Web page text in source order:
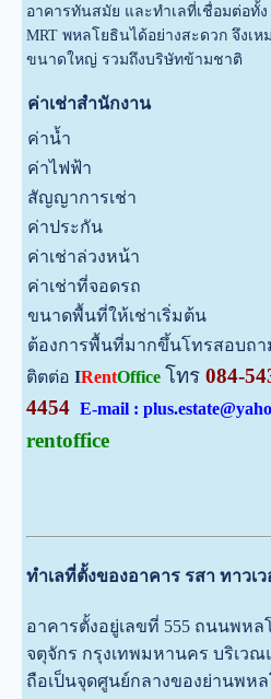
อาคารทันสมัย และทำเลที่เชื่อมต่อทั้
MRT พหลโยธินได้อย่างสะดวก จึงเ
ขนาดใหญ่ รวมถึงบริษัทข้ามชาติ
ค่าเช่าสำนักงาน
ค่าน้ำ
ค่าไฟฟ้า
สัญญาการเช่า
ค่าประกัน
ค่าเช่าล่วงหน้า
ค่าเช่าที่จอดรถ
ขนาดพื้นที่ให้เช่าเริ่มต้น
ต้องการพื้นที่มากขึ้นโทรสอบถา
ติตต่อ IRentOffice โทร 084-
4454 E-mail :
rentoffice
ทำเลที่ตั้งของอาคาร รสา ทาวเว
อาคารตั้งอยู่เลขที่ 555 ถนนพห
จตุจักร กรุงเทพมหานคร บริเว
ถือเป็นจุดศูนย์กลางของย่านพห